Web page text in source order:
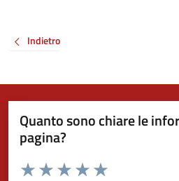
Indietro
Quanto sono chiare le
pagina?
Valuta da 1 a 5 stelle la pagina